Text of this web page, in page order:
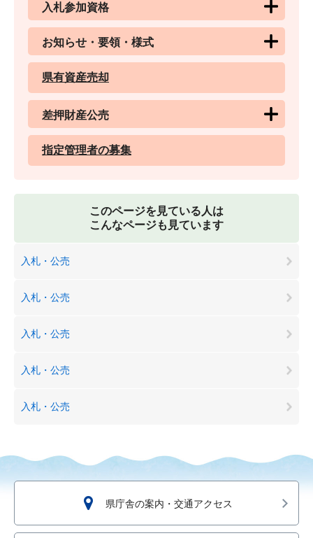
入札参加資格
お知らせ・要領・様式
県有資産売却
差押財産公売
指定管理者の募集
このページを見ている人は
こんなページも見ています
入札・公売
入札・公売
入札・公売
入札・公売
入札・公売
県庁舎の案内・交通アクセス